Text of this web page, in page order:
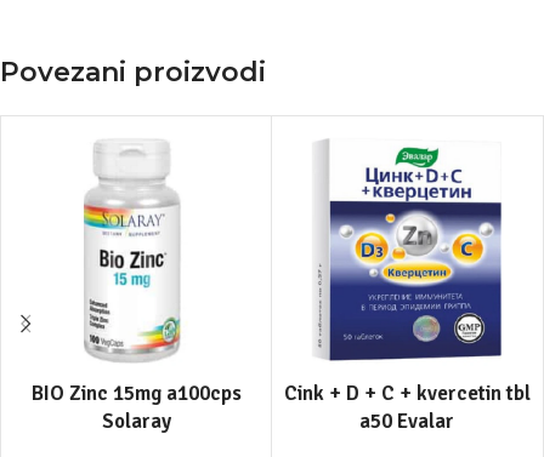
Povezani proizvodi
BIO Zinc 15mg a100cps
Solaray
Cink + D + C + kvercetin tbl
a50 Evalar